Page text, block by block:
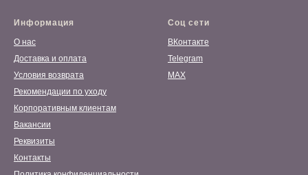
Информация
О нас
Доставка и оплата
Условия возврата
Рекомендации по уходу
Корпоративным клиентам
Вакансии
Реквизиты
Контакты
Соц сети
ВКонтакте
Telegram
MAX